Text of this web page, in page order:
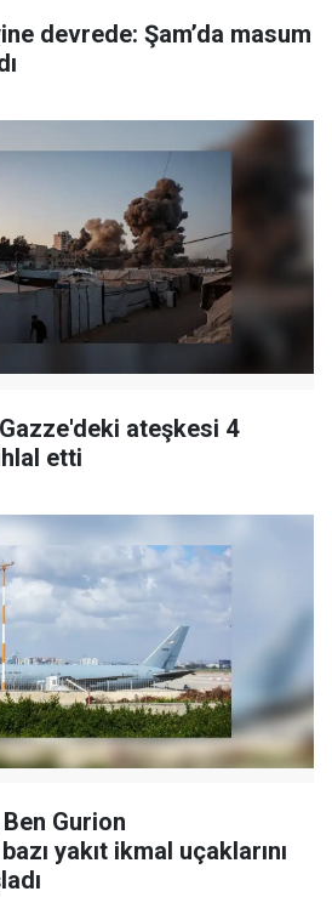
devrede: Şam’da masum
ateşkesi 4
etti
Ben Gurion
yakıt ikmal uçaklarını